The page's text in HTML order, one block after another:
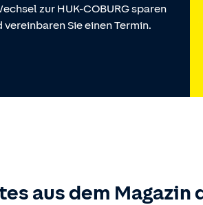
zur HUK-COBURG sparen
Sie einen Termin.
aus dem Magazin